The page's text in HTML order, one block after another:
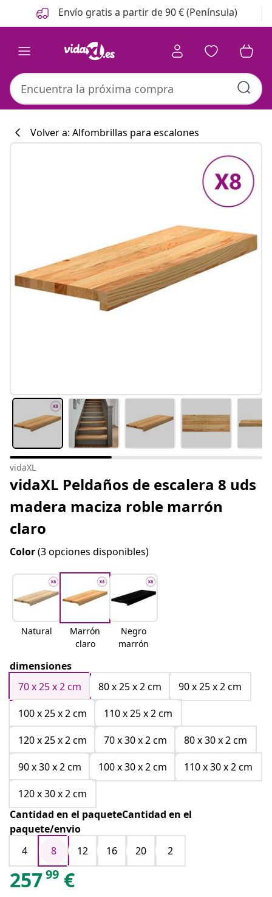
Anterior
Siguiente Envío gratis a partir de 90 € (Península)
Colección de
Volver a: Alfombrillas para escalones
vidaXL
vidaXL Peldaños de escalera 8 uds
madera maciza roble marrón
claro
Color(3 opciones disponibles)
Natural
Marrón
claro
Negro
marrón
dimensiones
70 x 25 x 2 cm
80 x 25 x 2 cm
90 x 25 x 2 cm
100 x 25 x 2 cm
110 x 25 x 2 cm
120 x 25 x 2 cm
70 x 30 x 2 cm
80 x 30 x 2 cm
90 x 30 x 2 cm
100 x 30 x 2 cm
110 x 30 x 2 cm
120 x 30 x 2 cm
Cantidad en el paqueteCantidad en el
paquete/envio
4
8 12 16 20 2
25799 €